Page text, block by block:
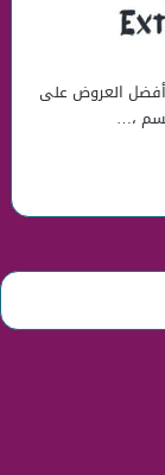
أفضل العروض على
،…